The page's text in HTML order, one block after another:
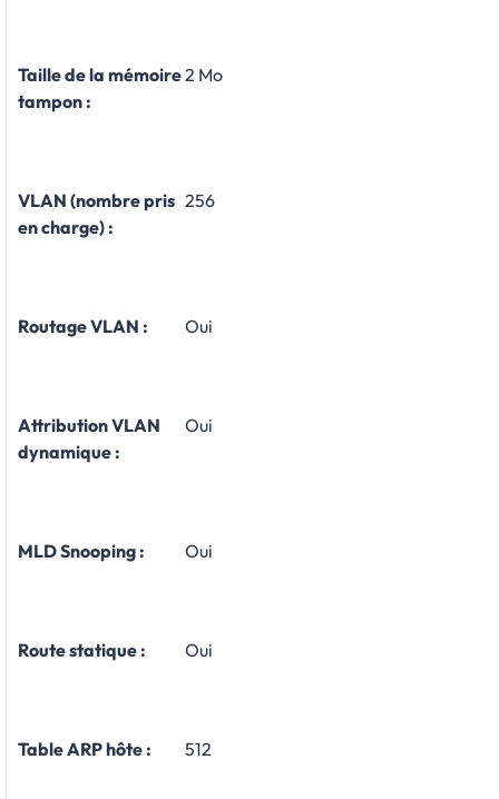
Taille de la mémoire
tampon :
2 Mo
VLAN (nombre pris
en charge) :
256
Routage VLAN : Oui
Attribution VLAN
dynamique :
Oui
MLD Snooping : Oui
Route statique : Oui
Table ARP hôte : 512